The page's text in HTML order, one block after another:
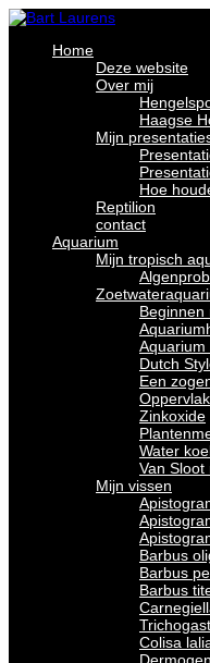
Home
Deze website
Over mij
Haagse
Mijn
Hoe
Reptilion
contact
Aquarium
Mijn tropisch
Beginnen
Aquarium
Dutch
Een
Zinkoxide
Water
Van
Mijn vissen
Barbus
Barbus
Barbus
Colisa